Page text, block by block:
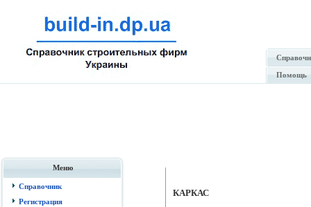
Помощь
Меню
Справочник
Регистрация
КАРКАС